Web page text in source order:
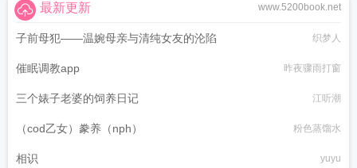
www.5200book.net
最新更新
子前母犯——温婉母亲与清纯女友的沦陷 织梦人
催眠调教app 昨夜骤雨打窗
三个婊子老婆的饲养日记 江听潮
（cod乙女）豢养（nph） 粉色蒸馏水
相识 yuyu